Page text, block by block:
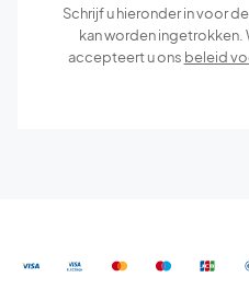
Schrijf u hieronder in voor
kan worden ingetrokken.
accepteert u ons beleid